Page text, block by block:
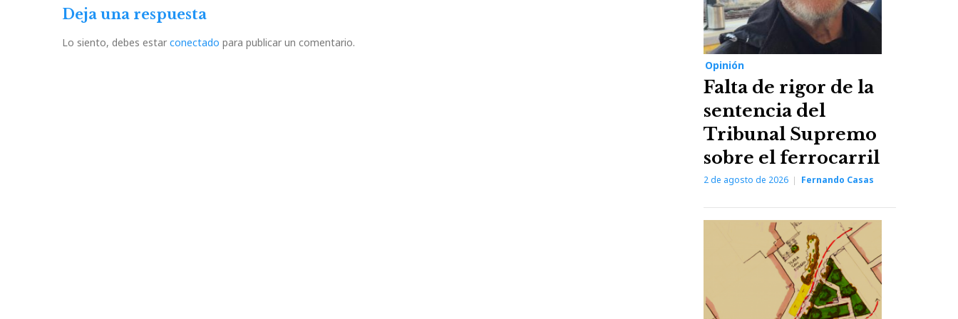
Deja una respuesta
Lo siento, debes estar conectado para publicar un comentario.
Opinión
Falta de rigor de la
sentencia del
Tribunal Supremo
sobre el ferrocarril
2 de agosto de 2026 Fernando Casas